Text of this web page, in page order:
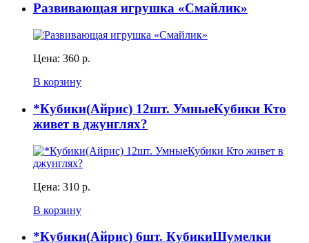
Развивающая игрушка «Смайлик»
Цена: 360 р.
В корзину
*Кубики(Айрис) 12шт. УмныеКубики Кто
живет в джунглях?
Цена: 310 р.
В корзину
*Кубики(Айрис) 6шт. КубикиШумелки